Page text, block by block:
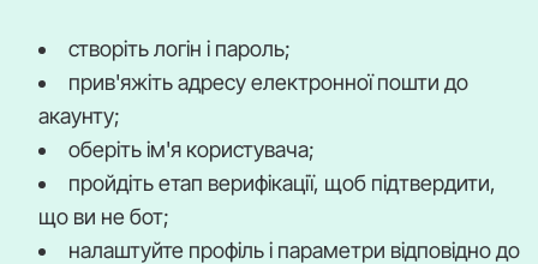
створіть логін і пароль;
прив'яжіть адресу електронної пошти до
акаунту;
оберіть ім'я користувача;
пройдіть етап верифікації, щоб підтвердити,
що ви не бот;
налаштуйте профіль і параметри відповідно до